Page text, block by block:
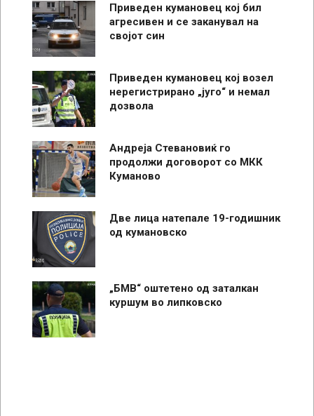
Приведен кумановец кој бил
агресивен и се заканувал на
својот син
Приведен кумановец кој возел
нерегистрирано „југо“ и немал
дозвола
Андреја Стевановиќ го
продолжи договорот со МКК
Куманово
Две лица натепале 19-годишник
од кумановско
„БМВ“ оштетено од заталкан
куршум во липковско